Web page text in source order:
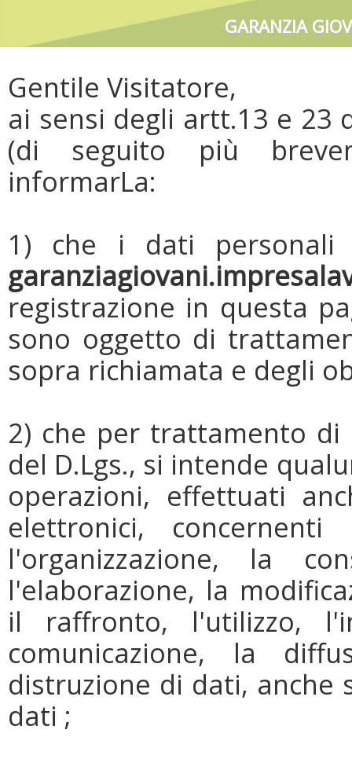
GARANZIA
Gentile Visitatore,
ai sensi degli artt.13 e 23
(di seguito più
informarLa:
1) che i dati
registrazione in questa
sono oggetto di
sopra richiamata e degli
2) che per trattamento
del D.Lgs., si intende
operazioni, effettuati
elettronici,
l'organizzazione, la
l'elaborazione, la
il raffronto, l'utilizzo,
comunicazione, la
distruzione di dati, anche
dati ;